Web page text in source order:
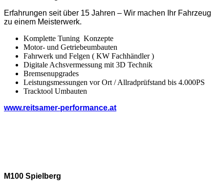
Erfahrungen seit über 15 Jahren – Wir machen Ihr Fahrzeug
zu einem Meisterwerk.
Komplette Tuning Konzepte
Motor- und Getriebeumbauten
Fahrwerk und Felgen ( KW Fachhändler )
Digitale Achsvermessung mit 3D Technik
Bremsenupgrades
Leistungsmessungen vor Ort / Allradprüfstand bis 4.000PS
Tracktool Umbauten
www.reitsamer-performance.at
M100 Spielberg